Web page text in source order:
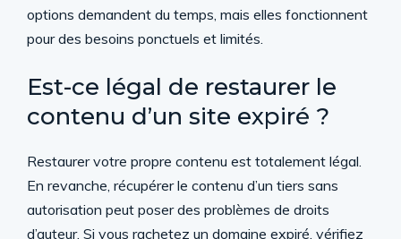
options demandent du temps, mais elles fonctionnent
pour des besoins ponctuels et limités.
Est-ce légal de restaurer le
contenu d’un site expiré ?
Restaurer votre propre contenu est totalement légal.
En revanche, récupérer le contenu d’un tiers sans
autorisation peut poser des problèmes de droits
d’auteur. Si vous rachetez un domaine expiré, vérifiez